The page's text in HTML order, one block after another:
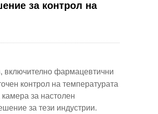
за контрол на
включително фармацевтични
контрол на температурата
за настолен
за тези индустрии.